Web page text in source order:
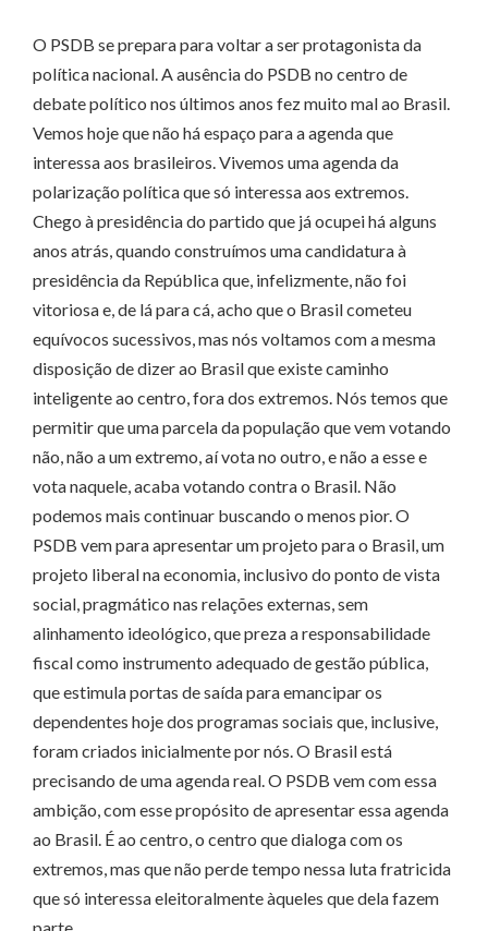
O PSDB se prepara para voltar a ser protagonista da
política nacional. A ausência do PSDB no centro de
debate político nos últimos anos fez muito mal ao Brasil.
Vemos hoje que não há espaço para a agenda que
interessa aos brasileiros. Vivemos uma agenda da
polarização política que só interessa aos extremos.
Chego à presidência do partido que já ocupei há alguns
anos atrás, quando construímos uma candidatura à
presidência da República que, infelizmente, não foi
vitoriosa e, de lá para cá, acho que o Brasil cometeu
equívocos sucessivos, mas nós voltamos com a mesma
disposição de dizer ao Brasil que existe caminho
inteligente ao centro, fora dos extremos. Nós temos que
permitir que uma parcela da população que vem votando
não, não a um extremo, aí vota no outro, e não a esse e
vota naquele, acaba votando contra o Brasil. Não
podemos mais continuar buscando o menos pior. O
PSDB vem para apresentar um projeto para o Brasil, um
projeto liberal na economia, inclusivo do ponto de vista
social, pragmático nas relações externas, sem
alinhamento ideológico, que preza a responsabilidade
fiscal como instrumento adequado de gestão pública,
que estimula portas de saída para emancipar os
dependentes hoje dos programas sociais que, inclusive,
foram criados inicialmente por nós. O Brasil está
precisando de uma agenda real. O PSDB vem com essa
ambição, com esse propósito de apresentar essa agenda
ao Brasil. É ao centro, o centro que dialoga com os
extremos, mas que não perde tempo nessa luta fratricida
que só interessa eleitoralmente àqueles que dela fazem